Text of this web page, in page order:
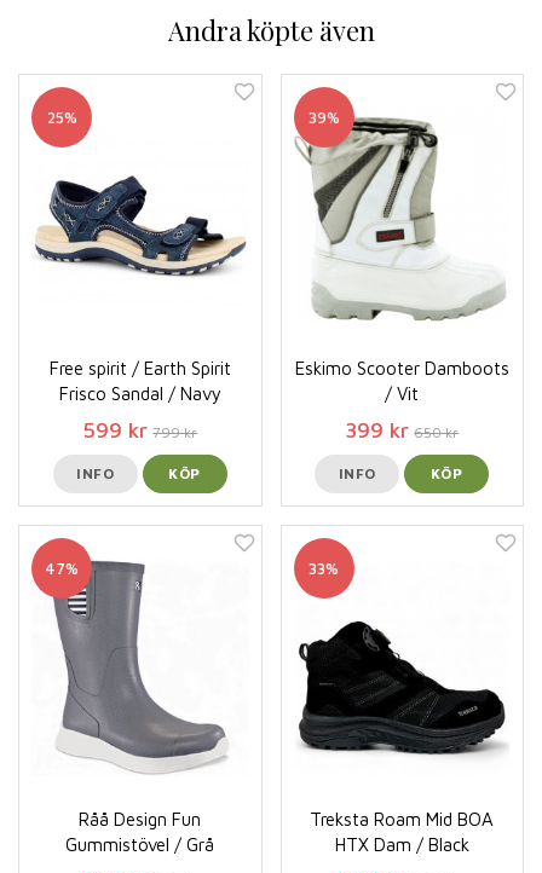
Andra köpte även
25%
Free spirit / Earth Spirit
Frisco Sandal / Navy
599 kr 799 kr
INFO KÖP
39%
Eskimo Scooter Damboots
/ Vit
399 kr 650 kr
INFO KÖP
47%
Råå Design Fun
Gummistövel / Grå
33%
Treksta Roam Mid BOA
HTX Dam / Black